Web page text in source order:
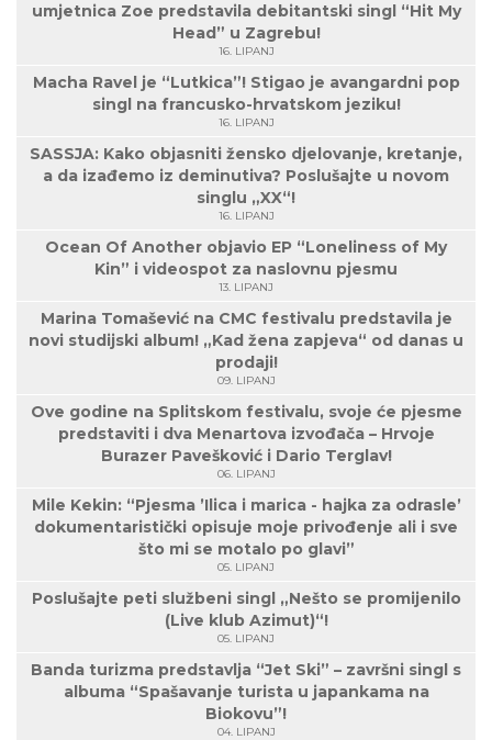
umjetnica Zoe predstavila debitantski singl “Hit My
Head” u Zagrebu!
16. LIPANJ
Macha Ravel je “Lutkica”! Stigao je avangardni pop
singl na francusko-hrvatskom jeziku!
16. LIPANJ
SASSJA: Kako objasniti žensko djelovanje, kretanje,
a da izađemo iz deminutiva? Poslušajte u novom
singlu „XX“!
16. LIPANJ
Ocean Of Another objavio EP “Loneliness of My
Kin” i videospot za naslovnu pjesmu
13. LIPANJ
Marina Tomašević na CMC festivalu predstavila je
novi studijski album! „Kad žena zapjeva“ od danas u
prodaji!
09. LIPANJ
Ove godine na Splitskom festivalu, svoje će pjesme
predstaviti i dva Menartova izvođača – Hrvoje
Burazer Pavešković i Dario Terglav!
06. LIPANJ
Mile Kekin: “Pjesma ’Ilica i marica - hajka za odrasle’
dokumentaristički opisuje moje privođenje ali i sve
što mi se motalo po glavi”
05. LIPANJ
Poslušajte peti službeni singl „Nešto se promijenilo
(Live klub Azimut)“!
05. LIPANJ
Banda turizma predstavlja “Jet Ski” – završni singl s
albuma “Spašavanje turista u japankama na
Biokovu”!
04. LIPANJ